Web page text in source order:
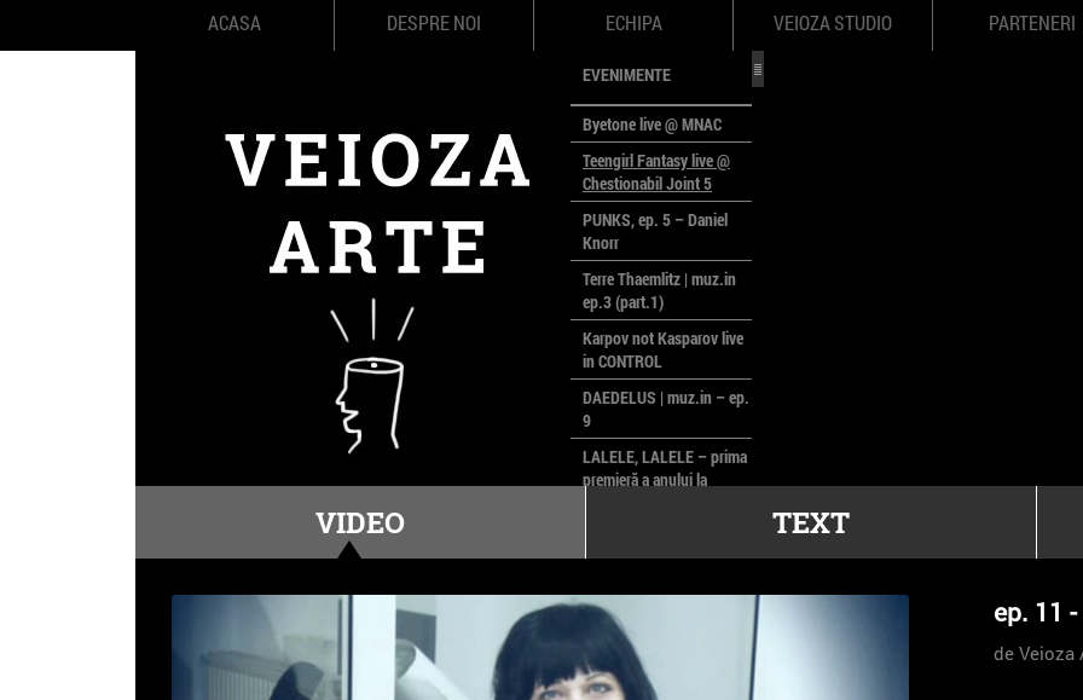
ACASA DESPRE NOI ECHIPA VEIOZA STUDIO PARTENERI
EVENIMENTE
Byetone live @ MNAC
Teengirl Fantasy live @
Chestionabil Joint 5
PUNKS, ep. 5 – Daniel
Knorr
Terre Thaemlitz | muz.in
ep.3 (part.1)
Karpov not Kasparov live
in CONTROL
DAEDELUS | muz.in – ep.
9
LALELE, LALELE – prima
premieră a anului la
poloneze la București
PEOPLE OF ROMANIA se
lansează la galeria Simeza
All Stars For
Outernational
VIDEO TEXT
ep. 11
de Veioza